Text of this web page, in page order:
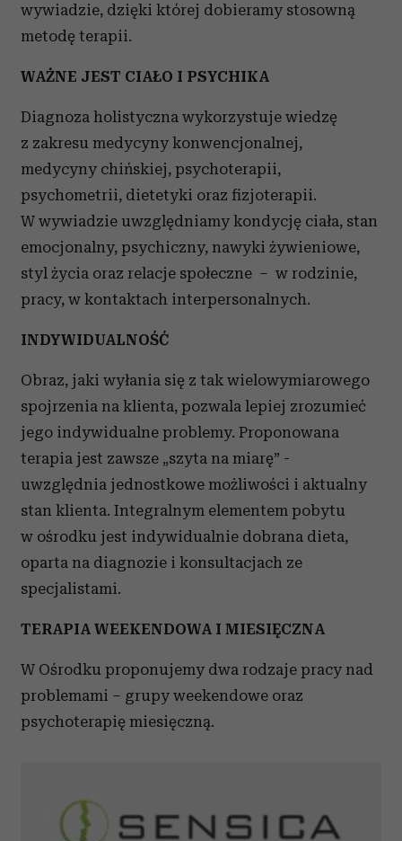
wywiadzie, dzięki której dobieramy stosowną
metodę terapii.
WAŻNE JEST CIAŁO I PSYCHIKA
Diagnoza holistyczna wykorzystuje wiedzę
z zakresu medycyny konwencjonalnej,
medycyny chińskiej, psychoterapii,
psychometrii, dietetyki oraz fizjoterapii.
W wywiadzie uwzględniamy kondycję ciała, stan
emocjonalny, psychiczny, nawyki żywieniowe,
styl życia oraz relacje społeczne – w rodzinie,
pracy, w kontaktach interpersonalnych.
INDYWIDUALNOŚĆ
Obraz, jaki wyłania się z tak wielowymiarowego
spojrzenia na klienta, pozwala lepiej zrozumieć
jego indywidualne problemy. Proponowana
terapia jest zawsze „szyta na miarę” -
uwzględnia jednostkowe możliwości i aktualny
stan klienta. Integralnym elementem pobytu
w ośrodku jest indywidualnie dobrana dieta,
oparta na diagnozie i konsultacjach ze
specjalistami.
TERAPIA WEEKENDOWA I MIESIĘCZNA
W Ośrodku proponujemy dwa rodzaje pracy nad
problemami – grupy weekendowe oraz
psychoterapię miesięczną.